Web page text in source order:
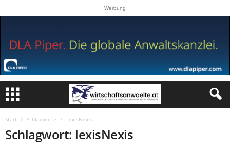
Werbung
Start Schlagworte LexisNexis
Schlagwort: lexisNexis